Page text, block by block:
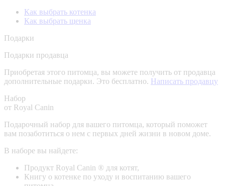
Как выбрать котенка
Как выбрать щенка
Подарки
Подарки продавца
Приобретая этого питомца, вы можете получить от продавца
дополнительные подарки. Это бесплатно. Написать продавцу
Набор
от Royal Canin
Подарочный набор для вашего питомца, который поможет
вам позаботиться о нем с первых дней жизни в новом доме.
В наборе вы найдете:
Продукт Royal Canin ® для котят,
Книгу о котенке по уходу и воспитанию вашего